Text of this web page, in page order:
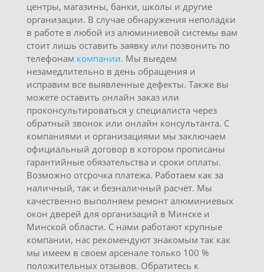
центры, магазины, банки, школы и другие
организации. В случае обнаружения неполадки
в работе в любой из алюминиевой системы вам
стоит лишь оставить заявку или позвонить по
телефонам компании. Мы выедем
незамедлительно в день обращения и
исправим все выявленные дефекты. Также вы
можете оставить онлайн заказ или
проконсультироваться у специалиста через
обратный звонок или онлайн консультанта. С
компаниями и организациями мы заключаем
официальный договор в котором прописаны
гарантийные обязательства и сроки оплаты.
Возможно отсрочка платежа. Работаем как за
наличный, так и безналичный расчёт. Мы
качественно выполняем ремонт алюминиевых
окон дверей для организаций в Минске и
Минской области. С нами работают крупные
компании, нас рекомендуют знакомым так как
мы имеем в своем арсенале только 100 %
положительных отзывов. Обратитесь к